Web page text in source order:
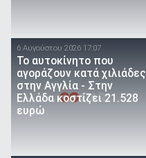
6 Αυγούστου 2026 17:07
To αυτοκίνητο που
αγοράζουν κατά χιλιάδες
στην Αγγλία - Στην
Ελλάδα κοστίζει 21.528
ευρώ